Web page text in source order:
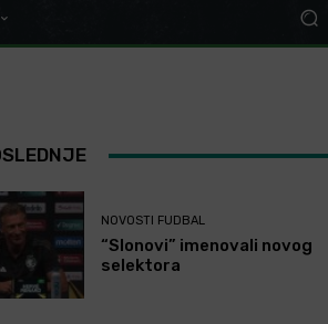
NOVOSTI FUDBAL
“Slonovi” imenovali novog
selektora